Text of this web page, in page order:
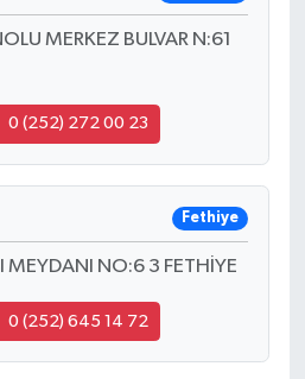
MERKEZ BULVAR N:61
0 (252) 272 00 23
Fethiye
MEYDANI NO:6 3 FETHİYE
0 (252) 645 14 72